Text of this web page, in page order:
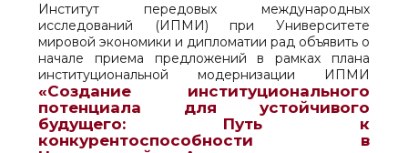
Институт передовых международных
исследований (ИПМИ) при Университете
мировой экономики и дипломатии рад объявить о
начале приема предложений в рамках плана
институциональной модернизации ИПМИ
«Создание институционального
потенциала для устойчивого
будущего: Путь к
конкурентоспособности в